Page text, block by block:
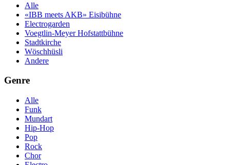
Alle
«IBB meets AKB» Eisibühne
Electrogarden
Voegtlin-Meyer Hofstattbühne
Stadtkirche
Wöschhüsli
Andere
Genre
Alle
Funk
Mundart
Hip-Hop
Pop
Rock
Chor